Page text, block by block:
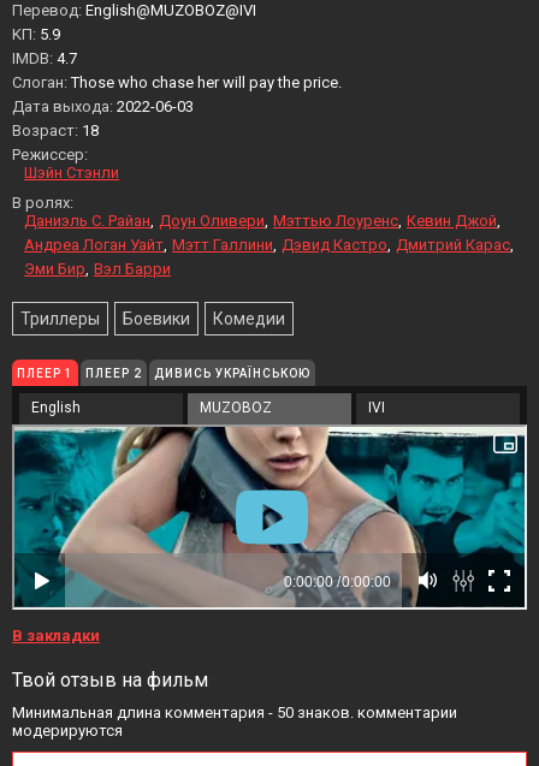
Перевод: English@MUZOBOZ@IVI
KП: 5.9
IMDB: 4.7
Слоган:Those who chase her will pay the price.
Дата выхода: 2022-06-03
Возраст: 18
Режиссер:
Шэйн Стэнли
В ролях:
Даниэль С. Райан Доун Оливери Мэттью Лоуренс Кевин Джой
Андреа Логан Уайт Мэтт Галлини Дэвид Кастро Дмитрий Карас
Эми Бир Вэл Барри
Триллеры Боевики Комедии
ПЛЕЕР 1 ПЛЕЕР 2 ДИВИСЬ УКРАЇНСЬКОЮ
English MUZOBOZ IVI
В закладки
Твой отзыв на фильм
Минимальная длина комментария - 50 знаков. комментарии
модерируются